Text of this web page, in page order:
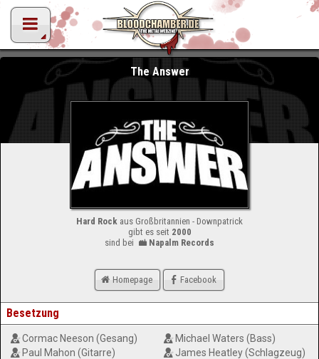
The Answer
Hard Rock aus Großbritannien - Downpatrick
gibt es seit 2000
sind bei
Napalm Records
Homepage Facebook
Besetzung
Cormac Neeson (Gesang)
Paul Mahon (Gitarre)
Michael Waters (Bass)
James Heatley (Schlagzeug)